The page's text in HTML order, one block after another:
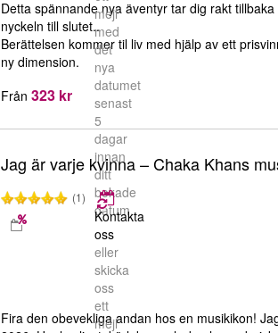
mejl
med
det
nya
datumet
senast
5
dagar
innan
ditt
bokade
datum.
Detta spännande nya äventyr tar dig rakt
nyckeln till slutet..
Berättelsen kommer til liv med hjälp av ett
ny dimension.
Från 323 kr
Jag är varje kvinna – Chaka Khans
(1)
Kontakta
oss
eller
skicka
oss
ett
mejl
Fira den obevekliga andan hos en musikikon!